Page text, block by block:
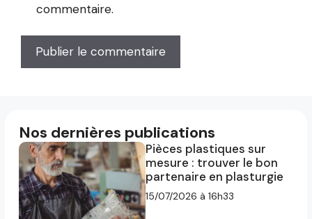
commentaire.
Nos dernières publications
Pièces plastiques sur
mesure : trouver le bon
partenaire en plasturgie
15/07/2026 à 16h33